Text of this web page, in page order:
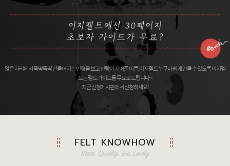
앉은 자리에서 뚝딱뚝딱 만들어지는 인형을 보고 신랑이 지어준 이름, 이지펠트 누구나 쉽게 만들 수 있도록 이지펠
트는 펠트 가이드를 무료로 드립니다 ~
지금 신청게시판에서 신청하세요!
FELT KNOWHOW